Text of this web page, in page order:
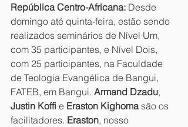
República Centro-Africana: Desde
domingo até quinta-feira, estão sendo
realizados seminários de Nível Um,
com 35 participantes, e Nível Dois,
com 25 participantes, na Faculdade
de Teologia Evangélica de Bangui,
FATEB, em Bangui. Armand Dzadu,
Justin Koffi e Eraston Kighoma são os
facilitadores. Eraston, nosso